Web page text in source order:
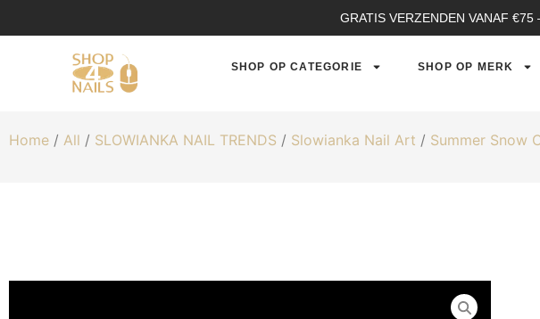
GRATIS VERZENDEN VANAF
SHOP OP CATEGORIE SHOP OP MERK
Home / All / SLOWIANKA NAIL TRENDS / Slowianka Nail Art / Summer Snow